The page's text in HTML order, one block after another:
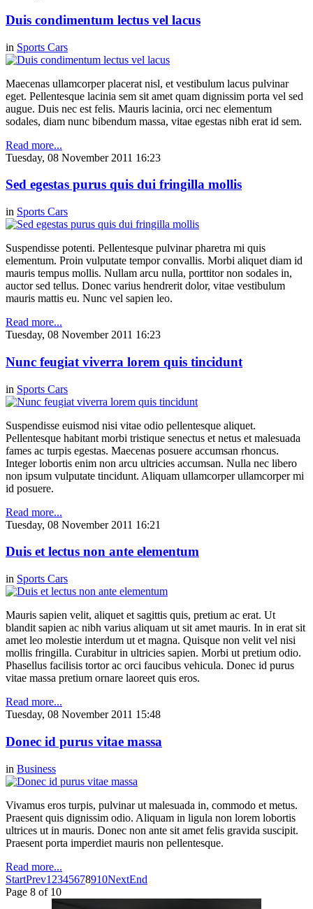
Duis condimentum lectus vel lacus
in Sports Cars
Maecenas ullamcorper placerat nisl, et vestibulum lacus pulvinar
eget. Pellentesque lacinia sem sit amet quam dignissim porta vel sed
augue. Duis nec est felis. Mauris lacinia, orci nec elementum
sodales, diam nunc bibendum massa, vitae egestas nibh erat id sem.
Read more...
Tuesday, 08 November 2011 16:23
Sed egestas purus quis dui fringilla mollis
in Sports Cars
Suspendisse potenti. Pellentesque pulvinar pharetra mi quis
elementum. Proin vulputate tempor convallis. Morbi aliquet diam id
mauris tempus mollis. Nullam arcu nulla, porttitor non sodales in,
auctor sed tellus. Donec varius hendrerit dolor, vitae vestibulum
mauris mattis eu. Nunc vel sapien leo.
Read more...
Tuesday, 08 November 2011 16:23
Nunc feugiat viverra lorem quis tincidunt
in Sports Cars
Suspendisse euismod nisi vitae odio pellentesque aliquet.
Pellentesque habitant morbi tristique senectus et netus et malesuada
fames ac turpis egestas. Maecenas posuere accumsan rhoncus.
Integer lobortis enim non arcu ultricies accumsan. Nulla nec libero
non ipsum vulputate tincidunt. Aliquam ullamcorper ullamcorper mi
id posuere.
Read more...
Tuesday, 08 November 2011 16:21
Duis et lectus non ante elementum
in Sports Cars
Mauris sapien velit, aliquet et sagittis quis, pretium ac erat. Ut
blandit sapien ac nibh varius aliquam ut sit amet mauris. In in erat sit
amet leo molestie interdum ut et magna. Quisque non velit vel nisi
mollis fringilla. Curabitur in ultricies sapien. Morbi ut pretium odio.
Phasellus facilisis tortor ac orci faucibus vehicula. Donec id purus
vitae massa pretium ornare laoreet quis eros.
Read more...
Tuesday, 08 November 2011 15:48
Donec id purus vitae massa
in Business
Vivamus eros turpis, pulvinar ut malesuada in, commodo et metus.
Praesent quis dignissim odio. Aliquam in ligula non lorem lobortis
ultrices ut in mauris. Donec non ante sit amet felis gravida suscipit.
Praesent porta imperdiet mauris non pellentesque.
Read more...
StartPrev1 2345678910NextEnd
Page 8 of 10